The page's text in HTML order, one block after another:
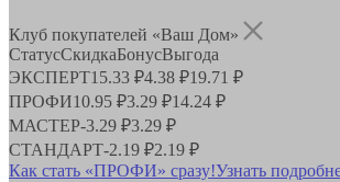
Клуб покупателей «Ваш Дом»
СтатусСкидкаБонусВыгода
ЭКСПЕРТ15.33 ₽4.38 ₽19.71 ₽
ПРОФИ10.95 ₽3.29 ₽14.24 ₽
МАСТЕР-3.29 ₽3.29 ₽
СТАНДАРТ-2.19 ₽2.19 ₽
Как стать «ПРОФИ» сразу!Узнать